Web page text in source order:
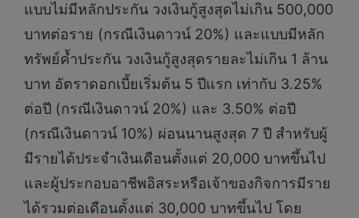
แบบไม่มีหลักประกัน วงเงินกู้สูงสุดไม่เกิน 500,000
บาทต่อราย (กรณีเงินดาวน์ 20%) และแบบมีหลัก
ทรัพย์ค้ำประกัน วงเงินกู้สูงสุดรายละไม่เกิน 1 ล้าน
บาท อัตราดอกเบี้ยเริ่มต้น 5 ปีแรก เท่ากับ 3.25%
ต่อปี (กรณีเงินดาวน์ 20%) และ 3.50% ต่อปี
(กรณีเงินดาวน์ 10%) ผ่อนนานสูงสุด 7 ปี สำหรับผู้
มีรายได้ประจำเงินเดือนตั้งแต่ 20,000 บาทขึ้นไป
และผู้ประกอบอาชีพอิสระหรือเจ้าของกิจการมีราย
ได้รวมต่อเดือนตั้งแต่ 30,000 บาทขึ้นไป โดย